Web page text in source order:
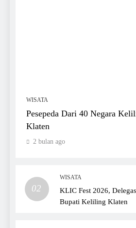
WISATA
Pesepeda Dari 40 Negara
Klaten
2 bulan ago
02
WISATA
KLIC Fest 2026,
Bupati Keliling Klaten